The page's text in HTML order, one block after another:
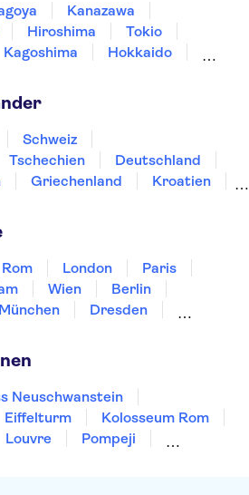
Kanazawa
Hiroshima
Tokio
Kagoshima
Hokkaido
Schweiz
Tschechien
Deutschland
Griechenland
Kroatien
Rom London
Paris
Wien
Berlin
München
Dresden
Neuschwanstein
Eiffelturm
Kolosseum Rom
Louvre
Pompeji